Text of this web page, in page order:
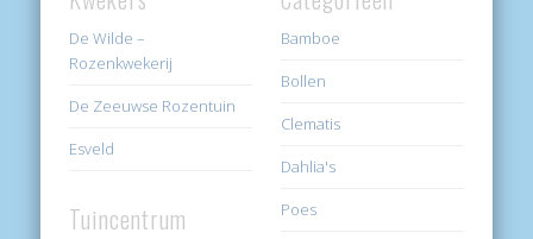
De Wilde –
Rozenkwekerij
De Zeeuwse Rozentuin
Esveld
Tuincentrum
Bamboe
Bollen
Clematis
Dahlia's
Poes